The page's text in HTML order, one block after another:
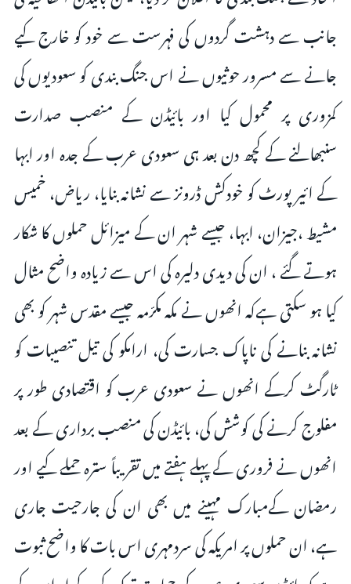
جانب سے دہشت گردوں کی فہرست سے خود کو خارج کیے
جانے سے مسرور حوثیوں نے اس جنگ بندی کو سعودیوں کی
کمزوری پر محمول کیا اور بائیڈن کے منصب صدارت
سنبھالنے کے کچھ دن بعد ہی سعودی عرب کے جدہ اور ابہا
کے ائیر پورٹ کو خودکش ڈرونز سے نشانہ بنایا، ریاض، خمیس
مشیط ،جیزان، ابہا، جیسے شہر ان کے میزائل حملوں کا شکار
ہوتے گئے ، ان کی دیدی دلیرہ کی اس سے زیادہ واضح مثال
کیا ہو سکتی ہےکہ انھوں نے مکہ مکرّمہ جیسے مقدس شہر کو بھی
نشانہ بنانے کی ناپاک جسارت کی، ارامکو کی تیل تنصیبات کو
ٹارگٹ کرکے انھوں نے سعودی عرب کو اقتصادی طور پر
مفلوج کرنے کی کوشش کی، بائیڈن کی منصب برداری کے بعد
انھوں نے فروری کے پہلے ہفتے میں تقریباً سترہ حملے کیے اور
رمضان کےمبارک مہینے میں بھی ان کی جارحیت جاری
ہے، ان حملوں پر امریکہ کی سردمہری اس بات کا واضح ثبوت